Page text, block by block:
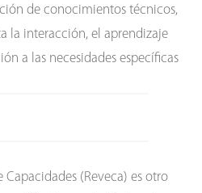
de conocimientos técnicos,
la interacción, el aprendizaje
a las necesidades específicas
Capacidades (Reveca) es otro